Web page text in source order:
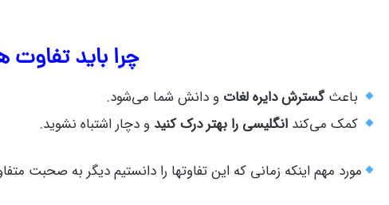
چرا باید تفاوت
باعثگسترش دایره لغات و دانش شما می‌شود.
کمک می‌کندانگلیسی را بهتر درک کنید و دچار اشتباه نشوید.
مورد مهم اینکه زمانی که این تفاوتها را دانستیم دیگر به صحبت